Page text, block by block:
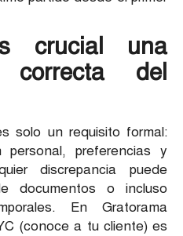
crucial una
correcta del
solo un requisito formal:
preferencias y
discrepancia puede
documentos o incluso
En Gratorama
(conoce a tu cliente) es